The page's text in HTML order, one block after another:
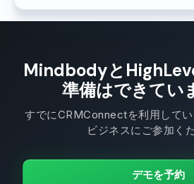
Mindbodyと
準備はできてい
すでにCRMConnectを利用して
ビジネスにご参加く
デモを予約